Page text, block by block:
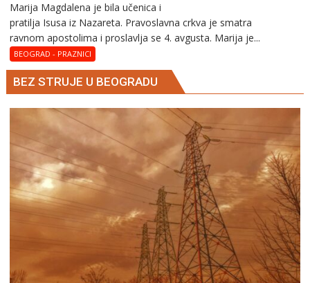
Marija
Magdalena
Marija Magdalena je bila učenica i
pratilja Isusa iz Nazareta. Pravoslavna crkva je smatra
ravnom apostolima i proslavlja se 4. avgusta. Marija je...
BEOGRAD - PRAZNICI
BEZ STRUJE U BEOGRADU